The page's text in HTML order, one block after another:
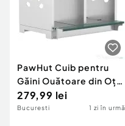
PawHut Cuib pentru
Găini Ouătoare din Oțel
cu 2 Compartimente,
Bază Ridicată,
279,99 lei
Bucuresti 1 zi în urmă